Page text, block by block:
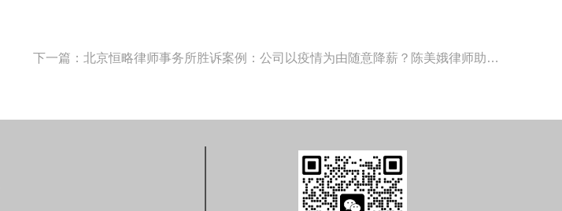
下一篇：北京恒略律师事务所胜诉案例：公司以疫情为由随意降薪？陈美娥律师助当事人讨回工资、补偿金